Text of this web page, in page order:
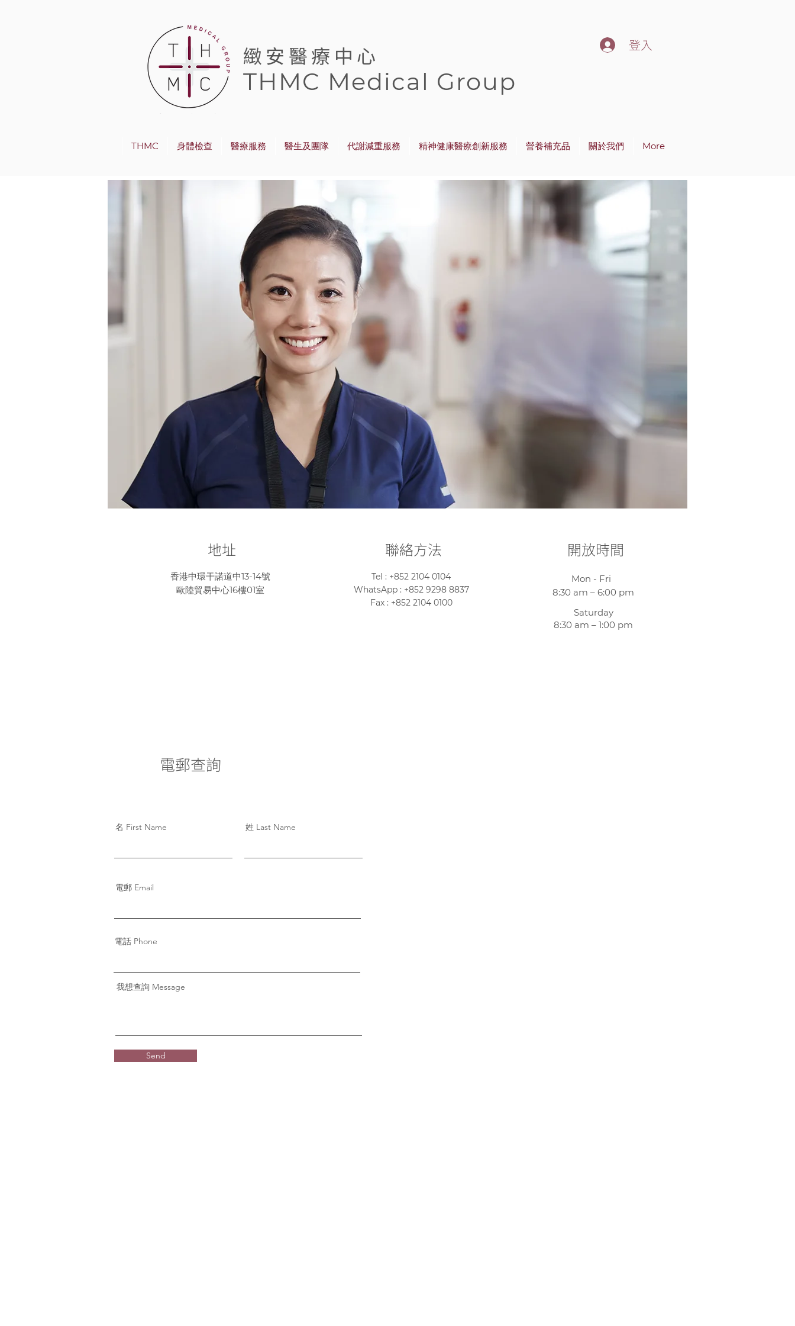
THMC Medical Group
緻安醫療中心
THMC 身體檢查 醫療服務 醫生及團隊 代謝減重服務 精神健康醫療創新服務 營養補充品 關於我們 More
登入
地址
香港中環干諾道中13-14號
歐陸貿易中心16樓01室
聯絡方法
Tel : +852 2104 0104
WhatsApp : +852 9298 8837
Fax : +852 2104 0100
開放時間
Mon - Fri
8:30 am – 6:00 pm
8:30 am – 1:00 pm
Saturday
電郵查詢
名 First Name 姓 Last Name
電郵 Email
電話 Phone
我想查詢 Message
Send